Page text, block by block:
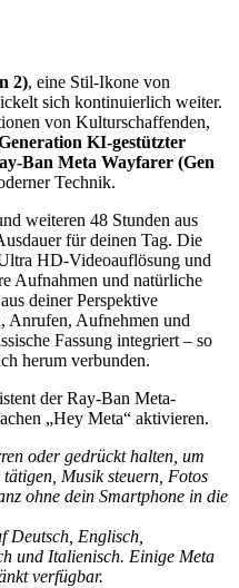
2), eine Stil-Ikone von
sich kontinuierlich weiter.
von Kulturschaffenden,
KI-gestützter
Ban Meta Wayfarer (Gen
Technik.
weiteren 48 Stunden aus
für deinen Tag. Die
HD-Videoauflösung und
Aufnahmen und natürliche
deiner Perspektive
Anrufen, Aufnehmen und
Fassung integriert – so
herum verbunden.
der Ray-Ban Meta-
„Hey Meta“ aktivieren.
oder gedrückt halten, um
Musik steuern, Fotos
ohne dein Smartphone in die
Deutsch, Englisch,
und Italienisch. Einige Meta
verfügbar.